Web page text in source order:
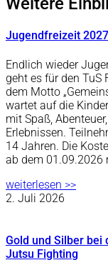
Jugendfreizeit 2027
Endlich wieder
geht es für den TuS
dem Motto
wartet auf die
mit Spaß,
Erlebnissen.
14 Jahren. Die
ab dem 01.09.2026
weiterlesen >>
2. Juli 2026
Gold und Silber bei
Jutsu Fighting